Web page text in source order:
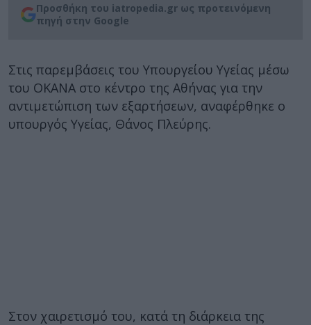
Προσθήκη του iatropedia.gr ως προτεινόμενη
πηγή στην Google
Στις παρεμβάσεις του Υπουργείου Υγείας μέσω
του ΟΚΑΝΑ στο κέντρο της Αθήνας για την
αντιμετώπιση των εξαρτήσεων, αναφέρθηκε ο
υπουργός Υγείας, Θάνος Πλεύρης.
Στον χαιρετισμό του, κατά τη διάρκεια της